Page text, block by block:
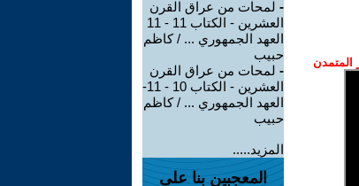
- لمحات من عراق القرن
العشرين - الكتاب 11 - 11
العهد الجمهوري ... / كاظم
حبيب
- لمحات من عراق القرن
العشرين - الكتاب 10 - 11-
العهد الجمهوري ... / كاظم
حبيب
المزيد.....
المعجبين بنا على